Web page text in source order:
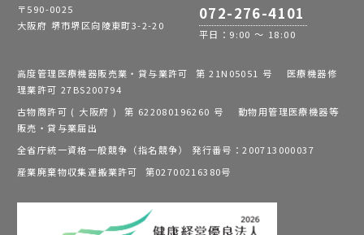
〒590-0025
大阪府 堺市堺区向陵東町3-2-20
072-276-4101
平日：9:00 ～ 18:00
高度管理医療機器販売業・貸与業許可 第 21N05051 号 医療機器修
理業許可 27BS200794
古物商許可 ( 大阪府 ) 第 622080196260 号 動物用管理医療機器等
販売・貸与業届出
全省庁統一資格一般競争（指名競争） 発行番号：200713000037
産業廃棄物収集運搬業許可 第02700216380号